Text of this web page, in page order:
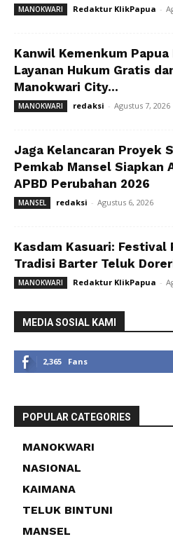
MANOKWARI Redaktur KlikPapua -
Kanwil Kemenkum
Layanan Hukum Gratis
Manokwari City...
MANOKWARI redaksi - Agustus 7, 2026
Jaga Kelancaran Proyek
Pemkab Mansel Siapkan
APBD Perubahan 2026
MANSEL redaksi - Agustus 6, 2026
Kasdam Kasuari:
Tradisi Barter Teluk
MANOKWARI Redaktur KlikPapua -
MEDIA SOSIAL KAMI
2,365 Fans
POPULAR CATEGORIES
MANOKWARI
NASIONAL
KAIMANA
TELUK BINTUNI
MANSEL